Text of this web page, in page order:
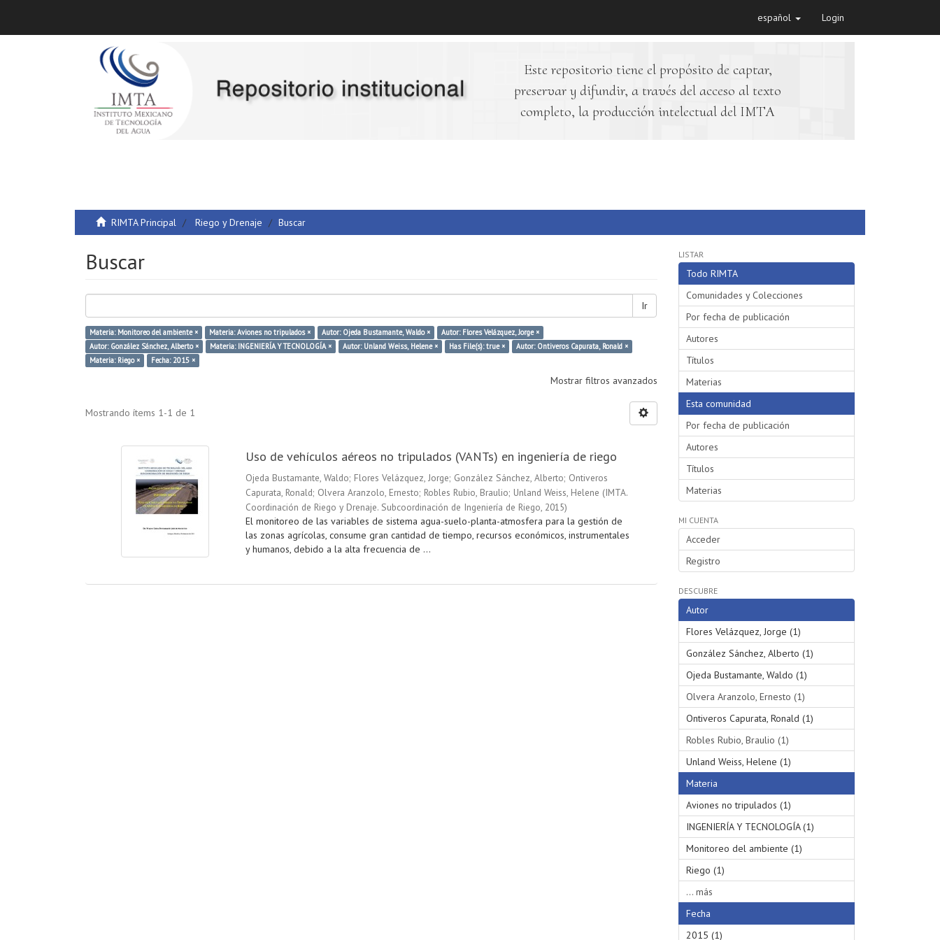
español Login
Este repositorio tiene el propósito de captar,
preservar y difundir, a través del acceso al texto
completo, la producción intelectual del IMTA
RIMTA Principal Riego y Drenaje Buscar
Buscar
Ir
Materia: Monitoreo del ambiente × Materia: Aviones no tripulados × Autor: Ojeda Bustamante, Waldo ×
Autor: Flores Velázquez, Jorge ×
Autor: González Sánchez, Alberto ×
Materia: INGENIERÍA Y TECNOLOGÍA × Autor: Unland Weiss, Helene × Has File(s): true ×
Autor: Ontiveros Capurata, Ronald ×
Materia: Riego ×
Fecha: 2015 ×
Mostrar filtros avanzados
Mostrando ítems 1-1 de 1
Uso de vehículos aéreos no tripulados (VANTs) en ingeniería de riego
Ojeda Bustamante, Waldo; Flores Velázquez, Jorge; González Sánchez, Alberto; Ontiveros
Capurata, Ronald; Olvera Aranzolo, Ernesto; Robles Rubio, Braulio; Unland Weiss, Helene (IMTA.
Coordinación de Riego y Drenaje. Subcoordinación de Ingeniería de Riego, 2015)
El monitoreo de las variables de sistema agua-suelo-planta-atmosfera para la gestión de
las zonas agrícolas, consume gran cantidad de tiempo, recursos económicos, instrumentales
y humanos, debido a la alta frecuencia de ...
LISTAR
Todo RIMTA
Comunidades y Colecciones
Por fecha de publicación
Autores
Títulos
Materias
Esta comunidad
Por fecha de publicación
Autores
Títulos
Materias
MI CUENTA
Acceder
Registro
DESCUBRE
Autor
Flores Velázquez, Jorge (1)
González Sánchez, Alberto (1)
Ojeda Bustamante, Waldo (1)
Olvera Aranzolo, Ernesto (1)
Ontiveros Capurata, Ronald (1)
Robles Rubio, Braulio (1)
Unland Weiss, Helene (1)
Materia
Aviones no tripulados (1)
INGENIERÍA Y TECNOLOGÍA (1)
Monitoreo del ambiente (1)
Riego (1)
... más
Fecha
2015 (1)